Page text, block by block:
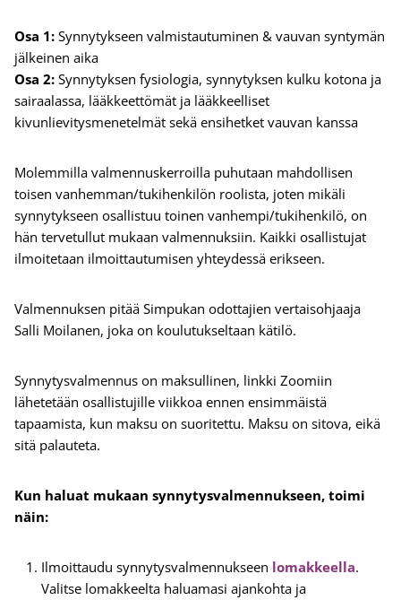
Osa 1: Synnytykseen valmistautuminen & vauvan syntymän
jälkeinen aika
Osa 2: Synnytyksen fysiologia, synnytyksen kulku kotona ja
sairaalassa, lääkkeettömät ja lääkkeelliset
kivunlievitysmenetelmät sekä ensihetket vauvan kanssa
Molemmilla valmennuskerroilla puhutaan mahdollisen
toisen vanhemman/tukihenkilön roolista, joten mikäli
synnytykseen osallistuu toinen vanhempi/tukihenkilö, on
hän tervetullut mukaan valmennuksiin. Kaikki osallistujat
ilmoitetaan ilmoittautumisen yhteydessä erikseen.
Valmennuksen pitää Simpukan odottajien vertaisohjaaja
Salli Moilanen, joka on koulutukseltaan kätilö.
Synnytysvalmennus on maksullinen, linkki Zoomiin
lähetetään osallistujille viikkoa ennen ensimmäistä
tapaamista, kun maksu on suoritettu. Maksu on sitova, eikä
sitä palauteta.
Kun haluat mukaan synnytysvalmennukseen, toimi
näin:
Ilmoittaudu synnytysvalmennukseen lomakkeella.
Valitse lomakkeelta haluamasi ajankohta ja